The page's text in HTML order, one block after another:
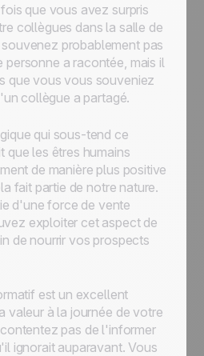
que vous avez surpris
collègues dans la salle de
probablement pas
a racontée, mais il
que vous vous souveniez
collègue a partagé.
qui sous-tend ce
que les êtres humains
de manière plus positive
fait partie de notre nature.
d'une force de vente
exploiter cet aspect de
de nourrir vos prospects
est un excellent
valeur à la journée de votre
pas de l'informer
ignorait auparavant. Vous